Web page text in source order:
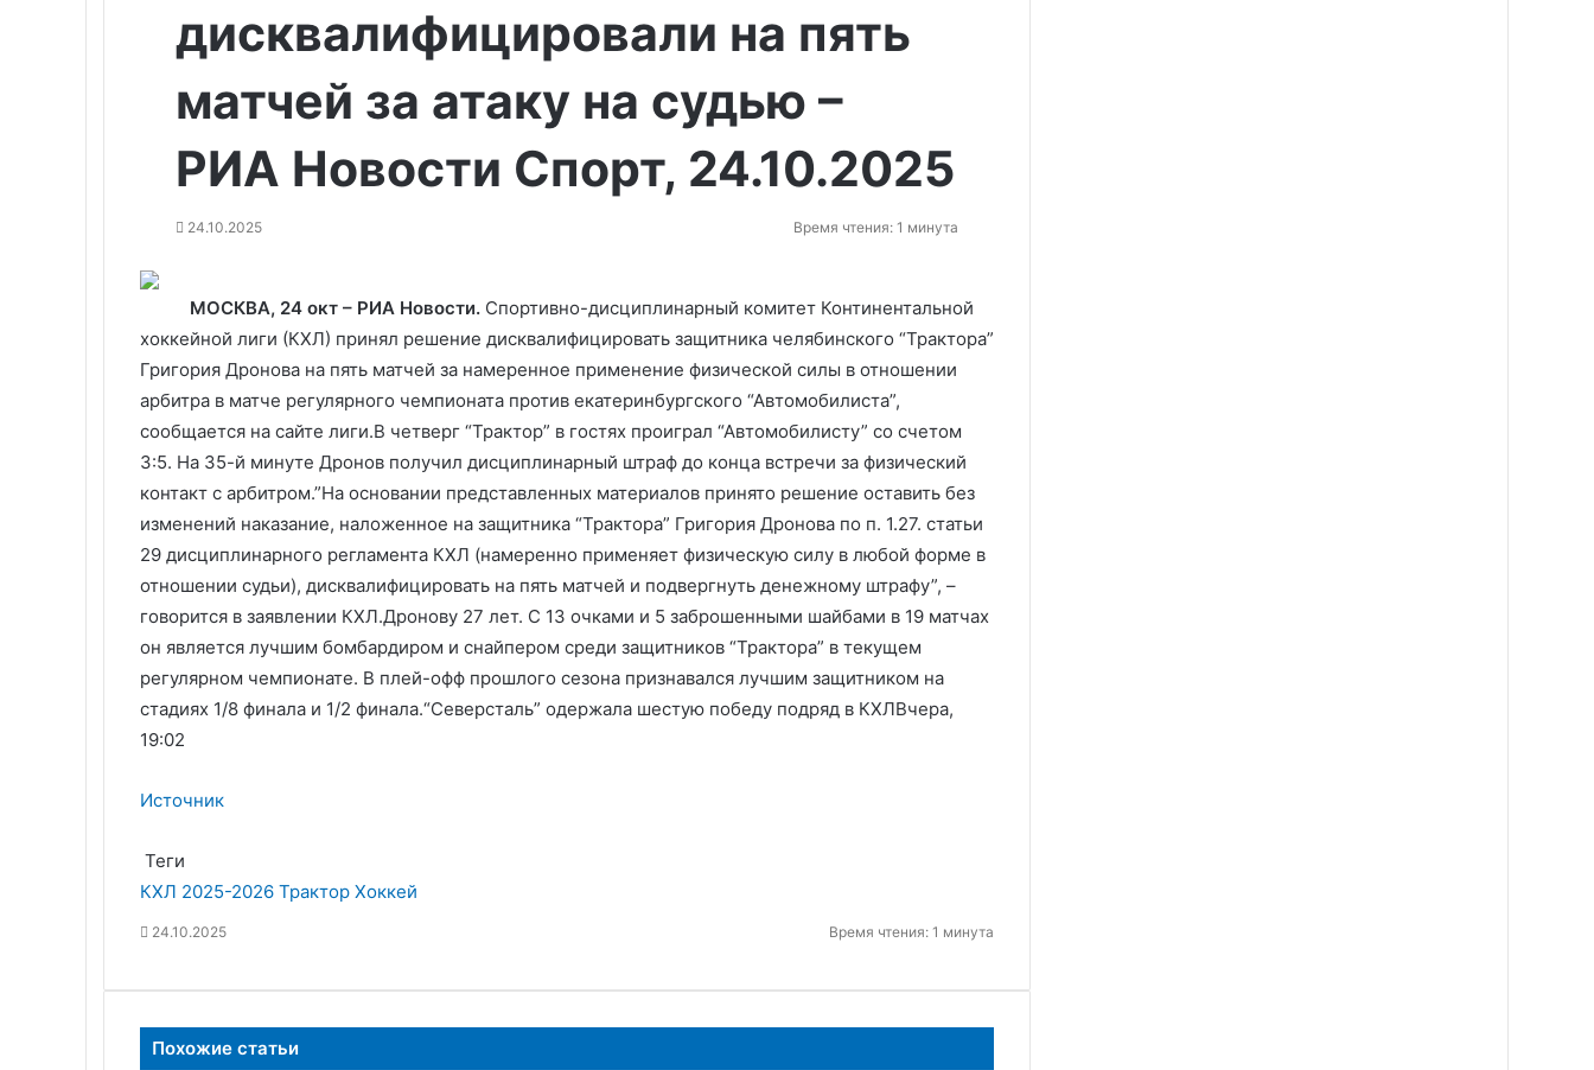
дисквалифицировали на пять
матчей за атаку на судью –
РИА Новости Спорт, 24.10.2025
24.10.2025 Время чтения: 1 минута
МОСКВА, 24 окт – РИА Новости. Спортивно-дисциплинарный комитет Континентальной
хоккейной лиги (КХЛ) принял решение дисквалифицировать защитника челябинского “Трактора”
Григория Дронова на пять матчей за намеренное применение физической силы в отношении
арбитра в матче регулярного чемпионата против екатеринбургского “Автомобилиста”,
сообщается на сайте лиги.В четверг “Трактор” в гостях проиграл “Автомобилисту” со счетом
3:5. На 35-й минуте Дронов получил дисциплинарный штраф до конца встречи за физический
контакт с арбитром.”На основании представленных материалов принято решение оставить без
изменений наказание, наложенное на защитника “Трактора” Григория Дронова по п. 1.27. статьи
29 дисциплинарного регламента КХЛ (намеренно применяет физическую силу в любой форме в
отношении судьи), дисквалифицировать на пять матчей и подвергнуть денежному штрафу”, –
говорится в заявлении КХЛ.Дронову 27 лет. С 13 очками и 5 заброшенными шайбами в 19 матчах
он является лучшим бомбардиром и снайпером среди защитников “Трактора” в текущем
регулярном чемпионате. В плей-офф прошлого сезона признавался лучшим защитником на
стадиях 1/8 финала и 1/2 финала.“Северсталь” одержала шестую победу подряд в КХЛВчера,
19:02
Источник
Теги
КХЛ 2025-2026 Трактор Хоккей
24.10.2025 Время чтения: 1 минута
Похожие статьи